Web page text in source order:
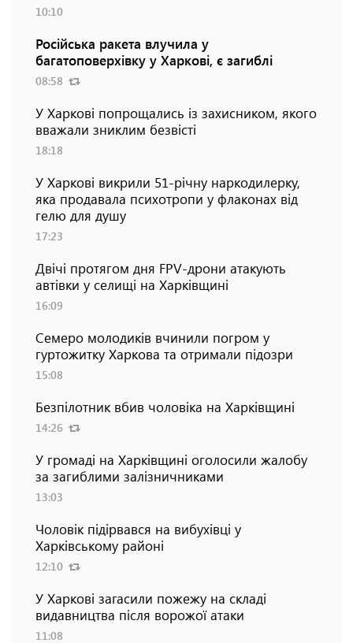
10:10
Російська ракета влучила у
багатоповерхівку у Харкові, є загиблі
08:58
У Харкові попрощались із захисником, якого
вважали зниклим безвісті
18:18
У Харкові викрили 51-річну наркодилерку,
яка продавала психотропи у флаконах від
гелю для душу
17:23
Двічі протягом дня FPV-дрони атакують
автівки у селищі на Харківщині
16:09
Семеро молодиків вчинили погром у
гуртожитку Харкова та отримали підозри
15:08
Безпілотник вбив чоловіка на Харківщині
14:26
У громаді на Харківщині оголосили жалобу
за загиблими залізничниками
13:03
Чоловік підірвався на вибухівці у
Харківському районі
12:10
У Харкові загасили пожежу на складі
видавництва після ворожої атаки
11:08